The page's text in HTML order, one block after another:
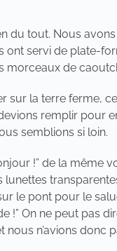
du tout. Nous
servi de plate-
morceaux de
sur la terre ferme,
remplir pour
semblions si loin.
!” de la même
lunettes
le pont pour le
!” On ne peut pas
n’avions donc